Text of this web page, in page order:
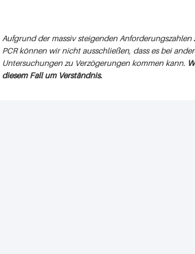
Aufgrund der massiv steigenden Anforderungszahlen
PCR können wir nicht ausschließen, dass es bei
Untersuchungen zu Verzögerungen kommen kann.
diesem Fall um Verständnis.